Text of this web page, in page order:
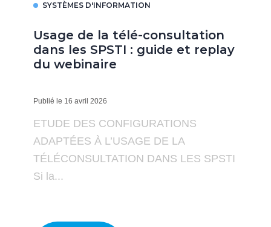
SYSTÈMES D'INFORMATION
Usage de la télé-consultation
dans les SPSTI : guide et replay
du webinaire
Publié le 16 avril 2026
ETUDE DES CONFIGURATIONS
ADAPTÉES À L’USAGE DE LA
TÉLÉCONSULTATION DANS LES SPSTI
Si la...